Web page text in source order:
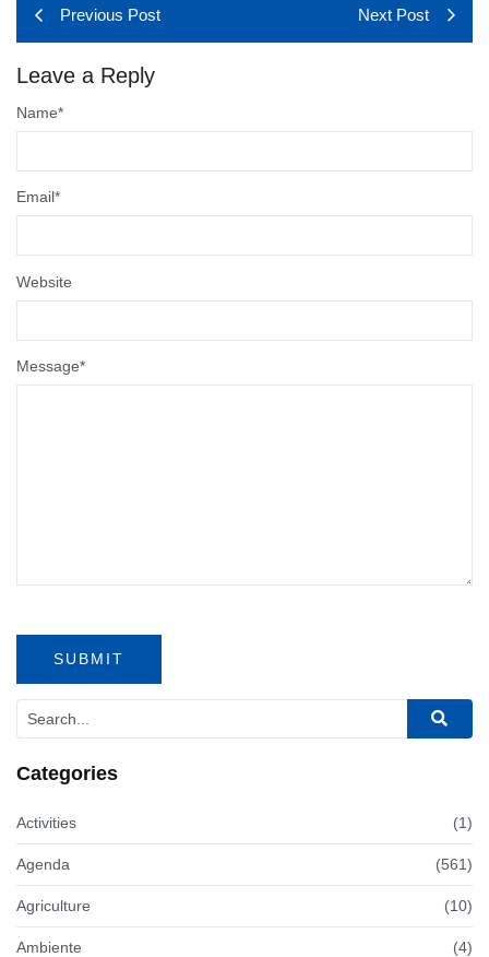
Previous Post Next Post
Leave a Reply
Message*
Name*
Email*
Website
Categories
Activities (1)
Agenda (561)
Agriculture (10)
Ambiente (4)